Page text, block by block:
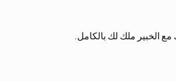
الخبير ملك لك بالكامل.